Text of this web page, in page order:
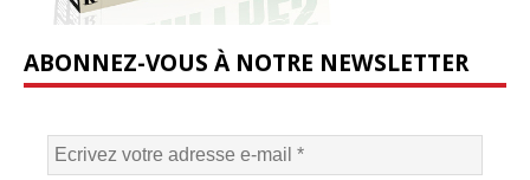
ABONNEZ-VOUS À NOTRE NEWSLETTER